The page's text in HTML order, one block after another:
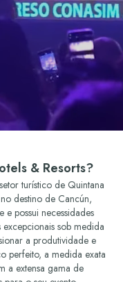
& Resorts?
turístico de Quintana
destino de Cancún,
possui necessidades
sob medida
a produtividade e
perfeito, a medida exata
a extensa gama de